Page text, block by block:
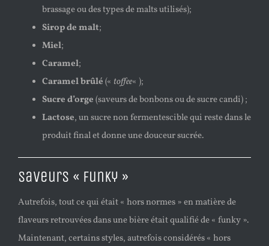
brassage ou des types de malts utilisés);
Sirop de malt;
Miel;
Caramel;
Caramel brûlé(« toffee« );
Sucre d’orge(saveurs de bonbons ou de sucre candi) ;
Lactose, un sucre non fermentescible qui reste dans le
produit final et donne une douceur sucrée.
Saveurs « funky »
Autrefois, tout ce qui était « hors normes » en matière de
flaveurs retrouvées dans une bière était qualifié de « funky ».
Maintenant, certains styles, autrefois considérés « hors